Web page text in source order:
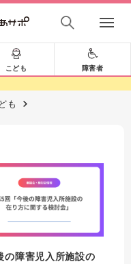
こども 障害者
も
の障害児入所施設の